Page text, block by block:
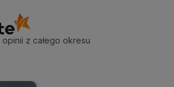
opinii z całego okresu